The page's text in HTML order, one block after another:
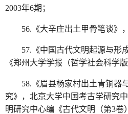
2003年6期；
56.《大辛庄出土甲骨笔谈》
57.《中国古代文明起源与形
《郑州大学学报（哲学社会科学版
58.《眉县杨家村出土青铜器
究》，北京大学中国考古学研究
明研究中心编《古代文明（第3卷